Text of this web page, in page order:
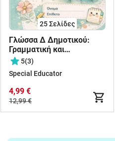
25Σελίδες
Γλώσσα Δ Δημοτικού:
Γραμματική και
Συντακτικό όλων των
ενοτήτων
5(3)
Special Educator
4,99 €
12,99 €